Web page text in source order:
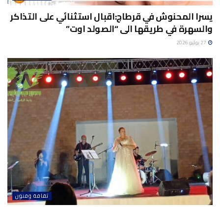
يسرا المحنوش في قرطاج:اقبال استثنائي على التذاكر
والسهرة في طريقها الى “الصولد اوت”
ثقافة وفنون